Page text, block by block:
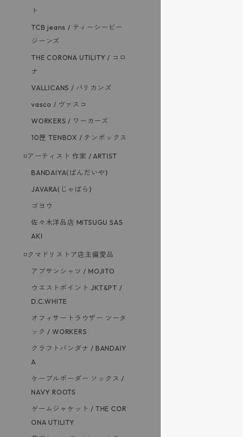
ト
TCB jeans / ティーシービー
ジーンズ
THE CORONA UTILITY / コロ
ナ
VALLICANS / バリカンズ
vasco / ヴァスコ
WORKERS / ワーカーズ
10匣 TENBOX / テンボックス
◽️アーティスト 作家 / ARTIST
BANDAIYA(ばんだいや)
JAVARA(じゃばら)
ゴヨウ
佐々木洋品店 MITSUGU SAS
AKI
◽️クマドリストア店主偏愛品
アブサンシャツ / MOJITO
ウエストポイント JKT&PT /
D.C.WHITE
オフィサートラウザー ツータ
ック / WORKERS
クラフトバンダナ / BANDAIY
A
ケーブルボーダー ソックス /
NAVY ROOTS
ゲームジャケット / THE COR
ONA UTILITY